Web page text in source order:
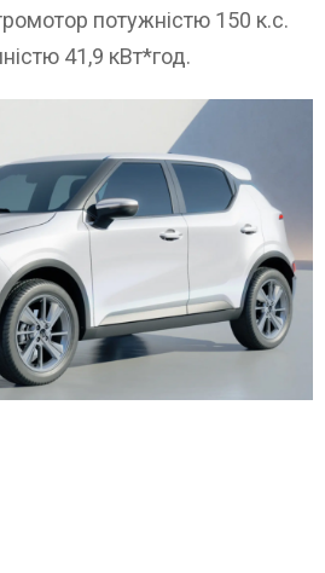
потужністю 150 к.с.
41,9 кВт*год.